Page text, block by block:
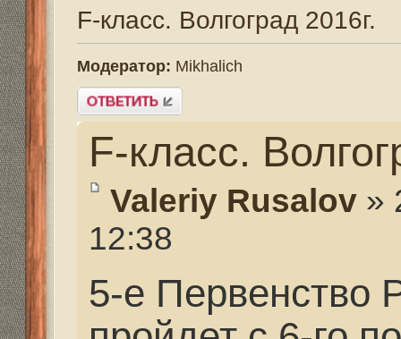
F-класс. Волгоград
Valeriy Rusalov
12:38
5-е Первенство
пройдет с 6-го по 8-е
полигоне "Прудбой"
области.
Подробная
правилах проведения: